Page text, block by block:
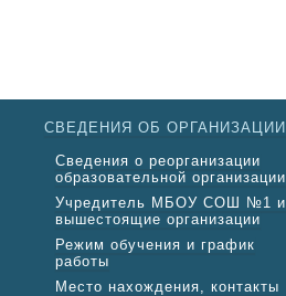
СВЕДЕНИЯ ОБ ОРГАНИЗАЦИИ
Сведения о реорганизации
образовательной организации
Учредитель МБОУ СОШ №1 и
вышестоящие организации
Режим обучения и график
работы
Место нахождения, контакты